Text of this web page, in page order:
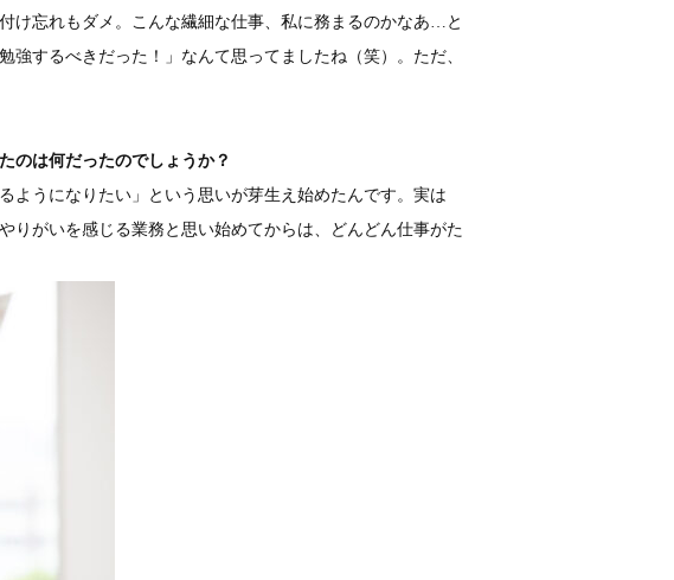
け忘れもダメ。こんな繊細な仕事、私に務まるのかなあ…と
するべきだった！」なんて思ってましたね（笑）。ただ、
のは何だったのでしょうか？
ようになりたい」という思いが芽生え始めたんです。実は
りがいを感じる業務と思い始めてからは、どんどん仕事がた